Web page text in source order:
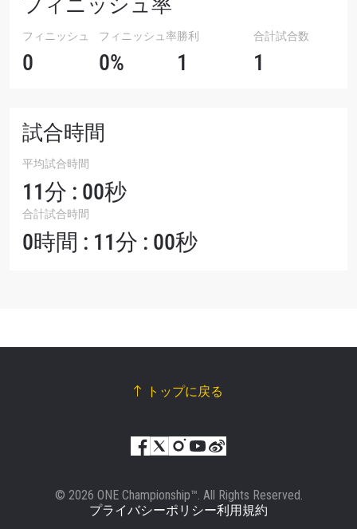
フィニッシュ率
フィニッシュ
0
フィニッシュ率
0%
勝利
1
合計試合数
1
試合時間
平均試合時間
11分 : 00秒
合計試合時間
0時間 : 11分 : 00秒
トップに戻る
© 2026 ONE Championship™. All Rights Reserved.
プライバシーポリシー利用規約